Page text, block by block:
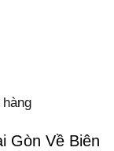
Gòn Về Biên